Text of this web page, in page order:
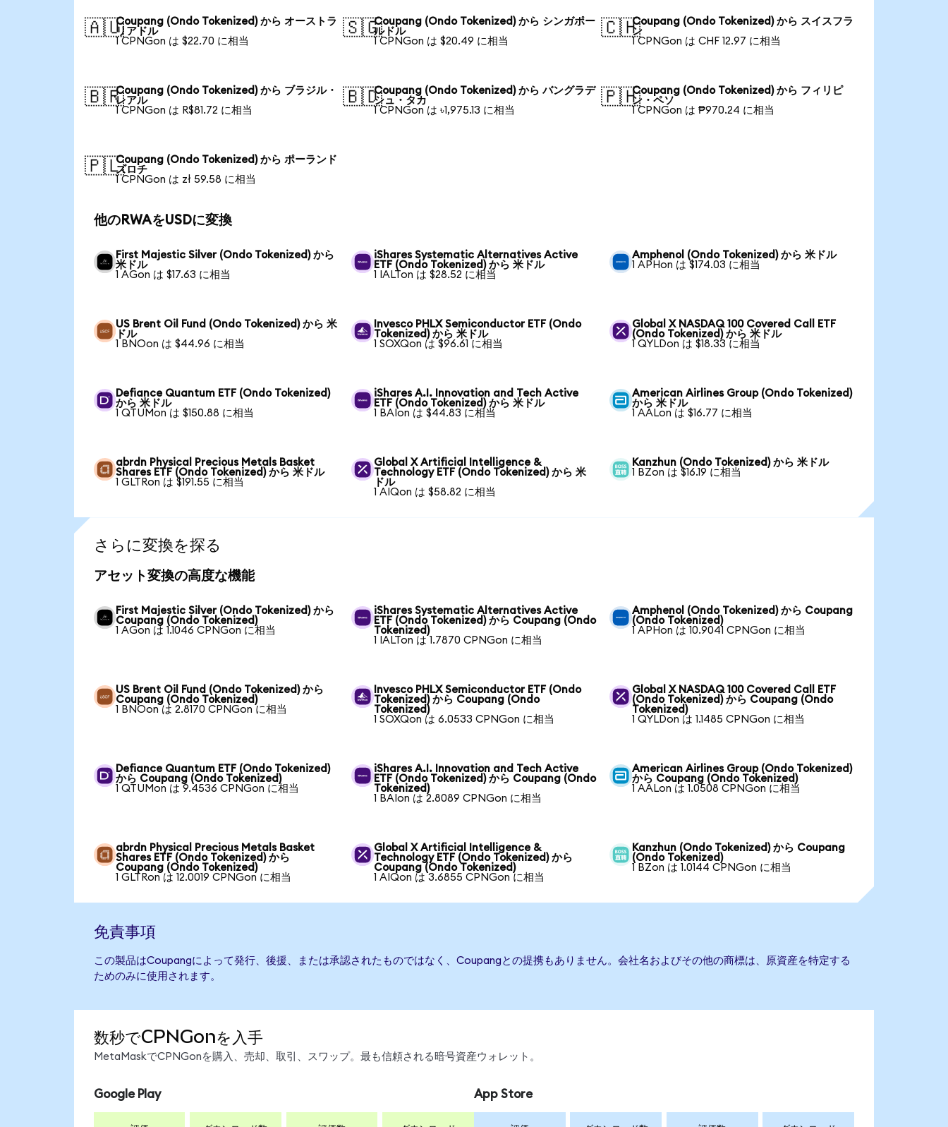
🇦🇺Coupang (Ondo Tokenized) から オーストラ
リアドル
1 CPNGon は $22.70 に相当
🇸🇬Coupang (Ondo Tokenized) から シンガポー
ルドル
1 CPNGon は $20.49 に相当
🇨🇭Coupang (Ondo Tokenized) から スイスフラ
ン
1 CPNGon は CHF 12.97 に相当
🇧🇷Coupang (Ondo Tokenized) から ブラジル・
レアル
1 CPNGon は R$81.72 に相当
🇧🇩Coupang (Ondo Tokenized) から バングラデ
シュ・タカ
1 CPNGon は ৳1,975.13 に相当
🇵🇭Coupang (Ondo Tokenized) から フィリピ
ン・ペソ
1 CPNGon は ₱970.24 に相当
🇵🇱Coupang (Ondo Tokenized) から ポーランド
ズロチ
1 CPNGon は zł 59.58 に相当
他のRWAをUSDに変換
First Majestic Silver (Ondo Tokenized) から
米ドル
1 AGon は $17.63 に相当
iShares Systematic Alternatives Active
ETF (Ondo Tokenized) から 米ドル
1 IALTon は $28.52 に相当
Amphenol (Ondo Tokenized) から 米ドル
1 APHon は $174.03 に相当
US Brent Oil Fund (Ondo Tokenized) から 米
ドル
1 BNOon は $44.96 に相当
Invesco PHLX Semiconductor ETF (Ondo
Tokenized) から 米ドル
1 SOXQon は $96.61 に相当
Global X NASDAQ 100 Covered Call ETF
(Ondo Tokenized) から 米ドル
1 QYLDon は $18.33 に相当
Defiance Quantum ETF (Ondo Tokenized)
から 米ドル
1 QTUMon は $150.88 に相当
iShares A.I. Innovation and Tech Active
ETF (Ondo Tokenized) から 米ドル
1 BAIon は $44.83 に相当
American Airlines Group (Ondo Tokenized)
から 米ドル
1 AALon は $16.77 に相当
abrdn Physical Precious Metals Basket
Shares ETF (Ondo Tokenized) から 米ドル
1 GLTRon は $191.55 に相当
Global X Artificial Intelligence &
Technology ETF (Ondo Tokenized) から 米
ドル
1 AIQon は $58.82 に相当
Kanzhun (Ondo Tokenized) から 米ドル
1 BZon は $16.19 に相当
さらに変換を探る
アセット変換の高度な機能
First Majestic Silver (Ondo Tokenized) から
Coupang (Ondo Tokenized)
1 AGon は 1.1046 CPNGon に相当
iShares Systematic Alternatives Active
ETF (Ondo Tokenized) から Coupang (Ondo
Tokenized)
1 IALTon は 1.7870 CPNGon に相当
Amphenol (Ondo Tokenized) から Coupang
(Ondo Tokenized)
1 APHon は 10.9041 CPNGon に相当
US Brent Oil Fund (Ondo Tokenized) から
Coupang (Ondo Tokenized)
1 BNOon は 2.8170 CPNGon に相当
Invesco PHLX Semiconductor ETF (Ondo
Tokenized) から Coupang (Ondo
Tokenized)
1 SOXQon は 6.0533 CPNGon に相当
Global X NASDAQ 100 Covered Call ETF
(Ondo Tokenized) から Coupang (Ondo
Tokenized)
1 QYLDon は 1.1485 CPNGon に相当
Defiance Quantum ETF (Ondo Tokenized)
から Coupang (Ondo Tokenized)
1 QTUMon は 9.4536 CPNGon に相当
iShares A.I. Innovation and Tech Active
ETF (Ondo Tokenized) から Coupang (Ondo
Tokenized)
1 BAIon は 2.8089 CPNGon に相当
American Airlines Group (Ondo Tokenized)
から Coupang (Ondo Tokenized)
1 AALon は 1.0508 CPNGon に相当
abrdn Physical Precious Metals Basket
Shares ETF (Ondo Tokenized) から
Coupang (Ondo Tokenized)
1 GLTRon は 12.0019 CPNGon に相当
Global X Artificial Intelligence &
Technology ETF (Ondo Tokenized) から
Coupang (Ondo Tokenized)
1 AIQon は 3.6855 CPNGon に相当
Kanzhun (Ondo Tokenized) から Coupang
(Ondo Tokenized)
1 BZon は 1.0144 CPNGon に相当
免責事項
この製品はCoupangによって発行、後援、または承認されたものではなく、Coupangとの提携もありません。会社名およびその他の商標は、原資産を特定する
ためのみに使用されます。
数秒でCPNGonを入手
MetaMaskでCPNGonを購入、売却、取引、スワップ。最も信頼される暗号資産ウォレット。
Google Play App Store